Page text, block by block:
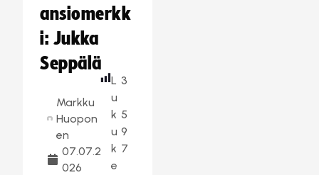
ansiomerkk
i: Jukka
Seppälä
Markku
Huopon
en
07.07.2
026
L
u
k
u
k
e
3
5
9
7